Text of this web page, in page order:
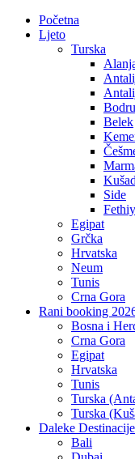
Početna
Ljeto
Turska
Belek
Side
Egipat
Grčka
Hrvatska
Neum
Tunis
Crna Gora
Rani booking
Bosna i
Crna Gora
Egipat
Hrvatska
Tunis
Turska
Turska
Daleke Destinacije
Bali